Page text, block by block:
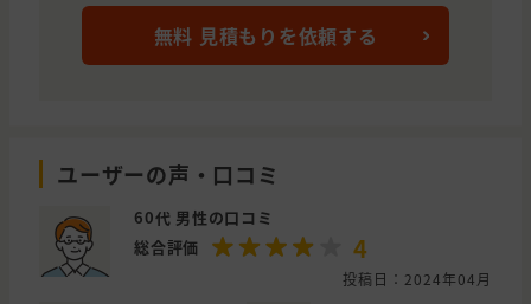
無料 見積もりを依頼する
ユーザーの声・口コミ
60代 男性の口コミ
総合評価
4
投稿日：2024年04月